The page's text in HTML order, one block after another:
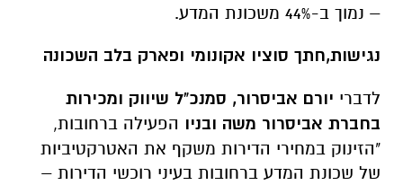
– נמוך ב-44% משכונת המדע.
נגישות,חתך סוציו אקונומי ופארק בלב השכונה
לדברי יורם אביסרור, סמנכ"ל שיווק ומכירות
בחברת אביסרור משה ובניו הפעילה ברחובות,
"הזינוק במחירי הדירות משקף את האטרקטיביות
של שכונת המדע ברחובות בעיני רוכשי הדירות –